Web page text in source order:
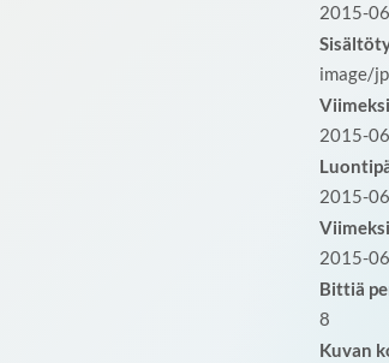
2015-
image/
2015-
2015-
2015-
Bittiä
8
Kuvan